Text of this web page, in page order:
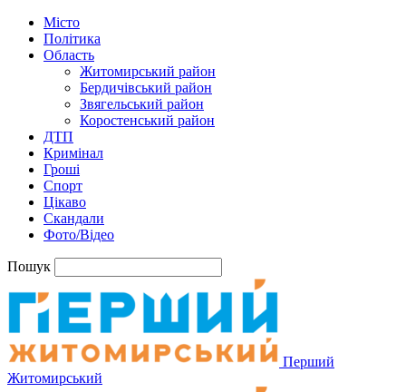
Місто
Політика
Область
Житомирський район
Бердичівський район
Звягельський район
Коростенський район
ДТП
Кримінал
Гроші
Спорт
Цікаво
Скандали
Фото/Відео
Пошук
Перший
Житомирський